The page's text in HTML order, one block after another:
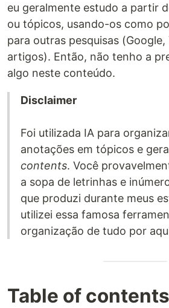
eu geralmente estudo a partir
ou tópicos, usando-os como
para outras pesquisas (Google,
artigos). Então, não tenho a
algo neste conteúdo.
Disclaimer
Foi utilizada IA para
anotações em tópicos e
contents. Você
a sopa de letrinhas e
que produzi durante meus
utilizei essa famosa
organização de tudo por
Table of contents